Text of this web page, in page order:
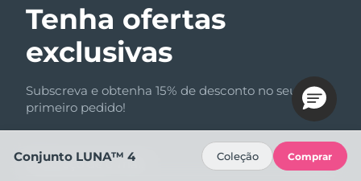
Tenha ofertas
exclusivas
Subscreva e obtenha 15% de desconto no seu
primeiro pedido!
Endereço de e-mail
Conjunto LUNA™ 4 Coleção Comprar